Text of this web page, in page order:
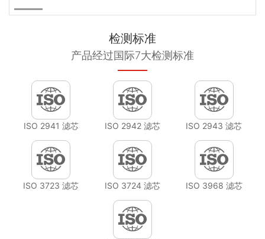
检测标准
产品经过国际7大检测标准
ISO 2941 滤芯 ISO 2942 滤芯 ISO 2943 滤芯
ISO 3723 滤芯 ISO 3724 滤芯 ISO 3968 滤芯